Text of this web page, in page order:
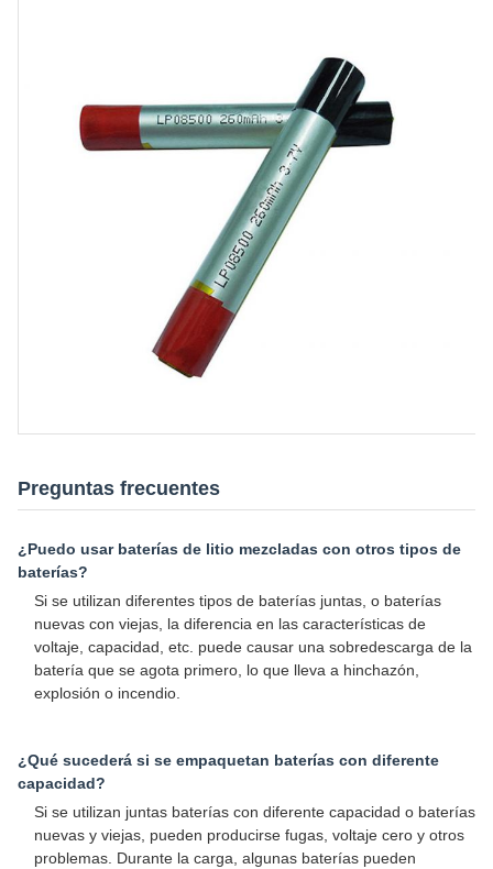
Preguntas frecuentes
¿Puedo usar baterías de litio mezcladas con otros tipos de
baterías?
Si se utilizan diferentes tipos de baterías juntas, o baterías
nuevas con viejas, la diferencia en las características de
voltaje, capacidad, etc. puede causar una sobredescarga de la
batería que se agota primero, lo que lleva a hinchazón,
explosión o incendio.
¿Qué sucederá si se empaquetan baterías con diferente
capacidad?
Si se utilizan juntas baterías con diferente capacidad o baterías
nuevas y viejas, pueden producirse fugas, voltaje cero y otros
problemas. Durante la carga, algunas baterías pueden